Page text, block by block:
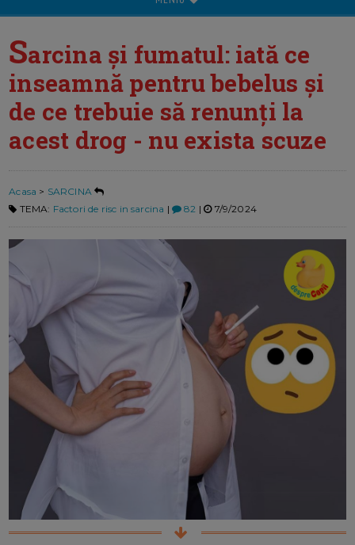
Sarcina și fumatul: iată ce
inseamnă pentru bebelus și
de ce trebuie să renunți la
acest drog - nu exista scuze
Acasa > SARCINA
TEMA: Factori de risc in sarcina | 82 | 7/9/2024